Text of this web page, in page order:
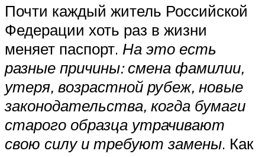
Почти каждый житель Российской
Федерации хоть раз в жизни
меняет паспорт. На это есть
разные причины: смена фамилии,
утеря, возрастной рубеж, новые
законодательства, когда бумаги
старого образца утрачивают
свою силу и требуют замены. Как